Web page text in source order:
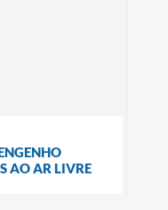
AO AR LIVRE